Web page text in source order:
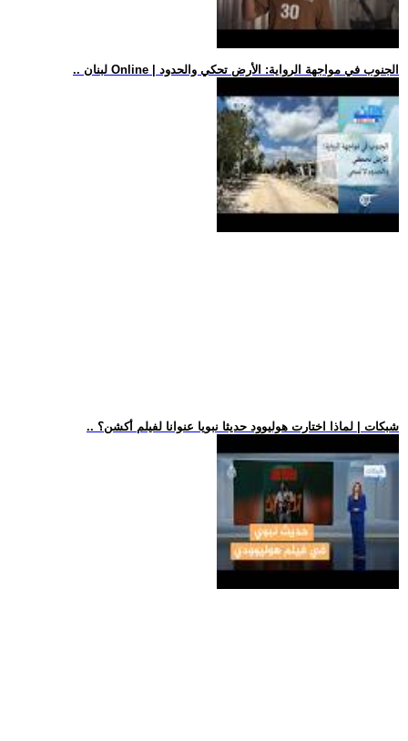
.. لبنان Online | الجنوب في مواجهة الرواية: الأرض تحكي والحدود
.. شبكات | لماذا اختارت هوليوود حديثا نبويا عنوانا لفيلم أكشن؟